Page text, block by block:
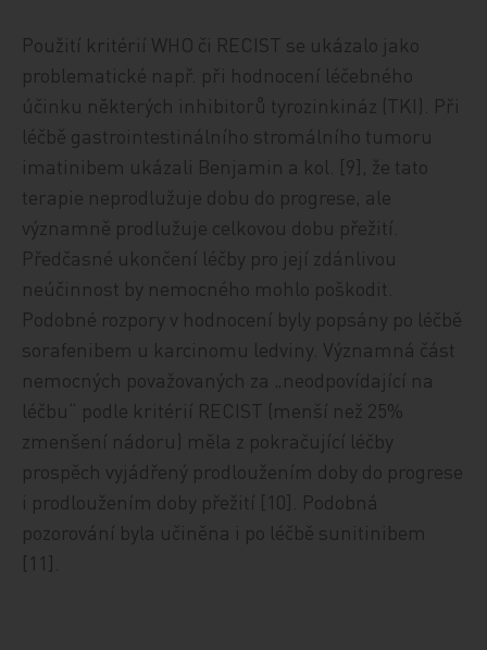
Použití kritérií WHO či RECIST se ukázalo jako
problematické např. při hodnocení léčebného
účinku některých inhibitorů tyrozinkináz (TKI). Při
léčbě gastrointestinálního stromálního tumoru
imatinibem ukázali Benjamin a kol. [9], že tato
terapie neprodlužuje dobu do progrese, ale
významně prodlužuje celkovou dobu přežití.
Předčasné ukončení léčby pro její zdánlivou
neúčinnost by nemocného mohlo poškodit.
Podobné rozpory v hodnocení byly popsány po léčbě
sorafenibem u karcinomu ledviny. Významná část
nemocných považovaných za „neodpovídající na
léčbu“ podle kritérií RECIST (menší než 25%
zmenšení nádoru) měla z pokračující léčby
prospěch vyjádřený prodloužením doby do progrese
i prodloužením doby přežití [10]. Podobná
pozorování byla učiněna i po léčbě sunitinibem
[11].